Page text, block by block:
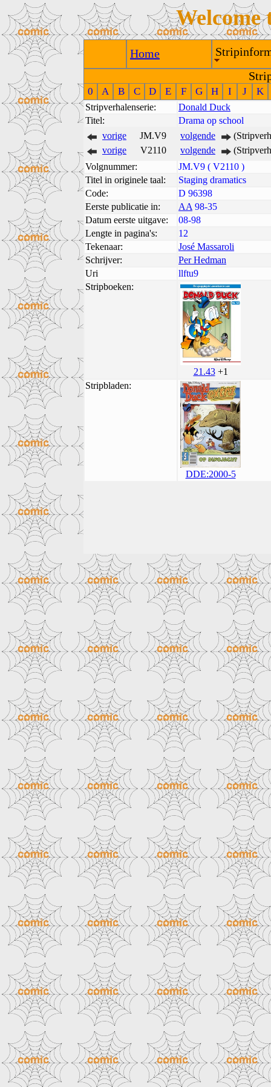
Welcome
Home
0 A B C D E F G H I J K
Stripverhalenserie:
Donald Duck
Titel:
Drama op school
vorige
JM.V9 volgende
vorige
V2110 volgende
Volgnummer:
JM.V9 ( V2110 )
Titel in originele taal:
Staging dramatics
Code:
D 96398
Eerste publicatie in:
AA 98-35
Datum eerste uitgave:
08-98
Lengte in pagina's:
12
Tekenaar:
José Massaroli
Schrijver:
Per Hedman
Uri
llftu9
Stripboeken:
21.43+1
Stripbladen:
DDE:2000-5